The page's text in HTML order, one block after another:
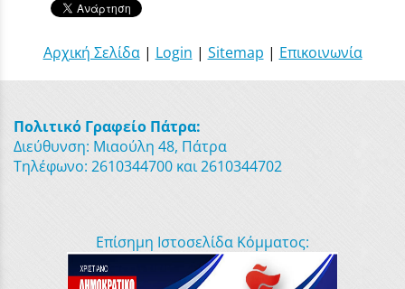
Αρχική Σελίδα| Login | Sitemap | Επικοινωνία
Πολιτικό Γραφείο Πάτρα:
Διεύθυνση: Μιαούλη 48, Πάτρα
Τηλέφωνο: 2610344700 και 2610344702
Επίσημη Ιστοσελίδα Κόμματος: